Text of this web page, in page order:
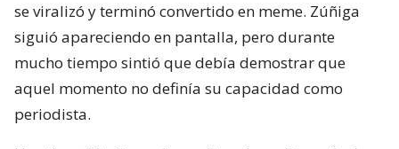
se viralizó y terminó convertido en meme. Zúñiga
siguió apareciendo en pantalla, pero durante
mucho tiempo sintió que debía demostrar que
aquel momento no definía su capacidad como
periodista.